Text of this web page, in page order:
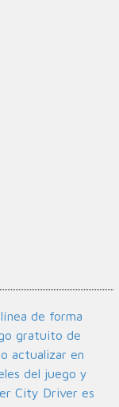
de forma
gratuito de
actualizar en
del juego y
City Driver es